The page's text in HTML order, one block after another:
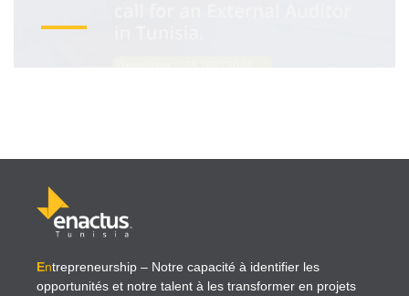
Entrepreneurship – Notre capacité à identifier les
opportunités et notre talent à les transformer en projets